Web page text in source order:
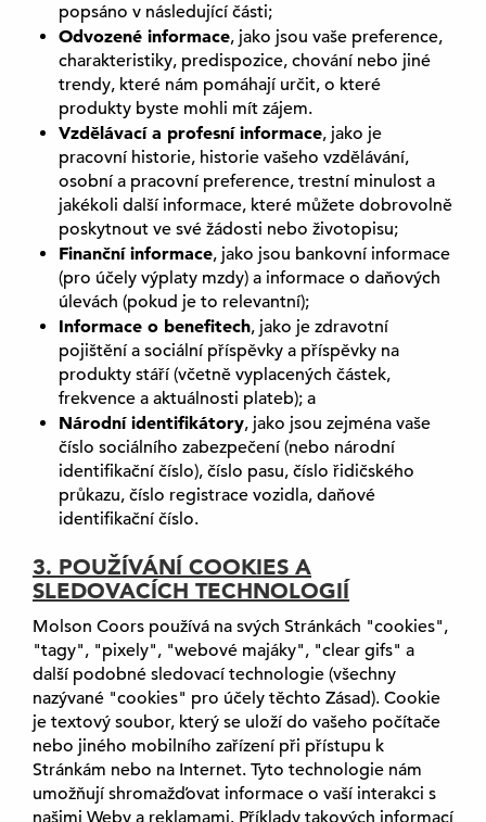
popsáno v následující části;
Odvozené informace, jako jsou vaše preference,
charakteristiky, predispozice, chování nebo jiné
trendy, které nám pomáhají určit, o které
produkty byste mohli mít zájem.
Vzdělávací a profesní informace, jako je
pracovní historie, historie vašeho vzdělávání,
osobní a pracovní preference, trestní minulost a
jakékoli další informace, které můžete dobrovolně
poskytnout ve své žádosti nebo životopisu;
Finanční informace, jako jsou bankovní informace
(pro účely výplaty mzdy) a informace o daňových
úlevách (pokud je to relevantní);
Informace o benefitech, jako je zdravotní
pojištění a sociální příspěvky a příspěvky na
produkty stáří (včetně vyplacených částek,
frekvence a aktuálnosti plateb); a
Národní identifikátory, jako jsou zejména vaše
číslo sociálního zabezpečení (nebo národní
identifikační číslo), číslo pasu, číslo řidičského
průkazu, číslo registrace vozidla, daňové
identifikační číslo.
3. POUŽÍVÁNÍ COOKIES A
SLEDOVACÍCH TECHNOLOGIÍ
Molson Coors používá na svých Stránkách "cookies",
"tagy", "pixely", "webové majáky", "clear gifs" a
další podobné sledovací technologie (všechny
nazývané "cookies" pro účely těchto Zásad). Cookie
je textový soubor, který se uloží do vašeho počítače
nebo jiného mobilního zařízení při přístupu k
Stránkám nebo na Internet. Tyto technologie nám
umožňují shromažďovat informace o vaší interakci s
našimi Weby a reklamami. Příklady takových informací